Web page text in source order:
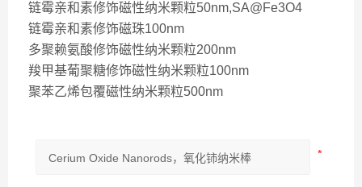
链霉亲和素修饰磁性纳米颗粒50nm,SA@Fe3O4
链霉亲和素修饰磁珠100nm
多聚赖氨酸修饰磁性纳米颗粒200nm
羧甲基葡聚糖修饰磁性纳米颗粒100nm
聚苯乙烯包覆磁性纳米颗粒500nm